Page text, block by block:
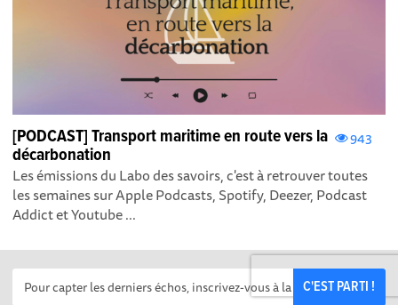
943
[PODCAST] Transport maritime en route vers la
décarbonation
Les émissions du Labo des savoirs, c'est à retrouver toutes
les semaines sur Apple Podcasts , Spotify , Deezer , Podcast
Addict et Youtube ...
C'EST PARTI !